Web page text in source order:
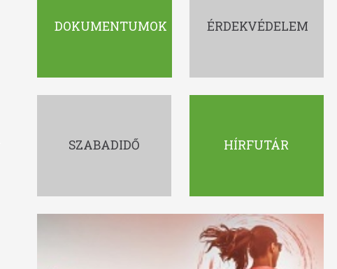
DOKUMENTUMOK ÉRDEKVÉDELEM
SZABADIDŐ HÍRFUTÁR